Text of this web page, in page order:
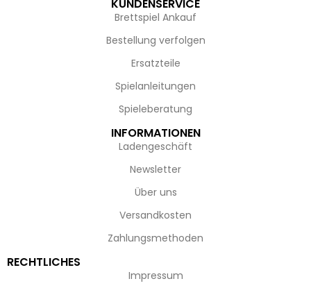
KUNDENSERVICE
Brettspiel Ankauf
Bestellung verfolgen
Ersatzteile
Spielanleitungen
Spieleberatung
INFORMATIONEN
Ladengeschäft
Newsletter
Über uns
Versandkosten
Zahlungsmethoden
RECHTLICHES
Impressum